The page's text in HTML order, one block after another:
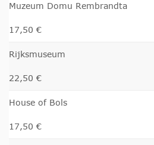
Muzeum Domu Rembrandta
17,50 €
Rijksmuseum
22,50 €
House of Bols
17,50 €